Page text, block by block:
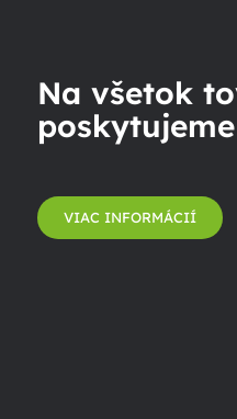
Na všetok
VIAC INFORMÁCIÍ